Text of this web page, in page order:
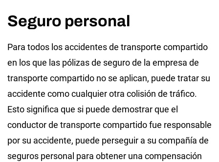
Seguro personal
Para todos los accidentes de transporte compartido
en los que las pólizas de seguro de la empresa de
transporte compartido no se aplican, puede tratar su
accidente como cualquier otra colisión de tráfico.
Esto significa que si puede demostrar que el
conductor de transporte compartido fue responsable
por su accidente, puede perseguir a su compañía de
seguros personal para obtener una compensación